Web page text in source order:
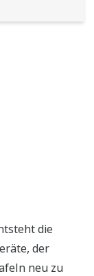
die
der
neu zu